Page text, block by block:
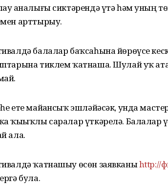
аҙналығы сиктәрендә үтә һәм уның
арттырыу.
балалар баҡсаһына йөрөүсе
тиклем ҡатнаша. Шулай уҡ ата-
ете майҙансыҡ эшләйәсәк, унда
ҡыҙыҡлы саралар үткәрелә. Балалар
ала.
ҡатнашыу өсөн заявканыhttp://
була.